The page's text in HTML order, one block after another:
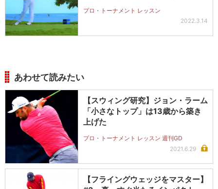
プロ・トーナメント レッスン
2022.3.14
あわせて読みたい
【スウィング研究】ジョン・ラーム
「小さなトップ」は13歳から築き
上げた
プロ・トーナメント レッスン 週刊GD
2021.6.29
【フライングウェッジをマスター】